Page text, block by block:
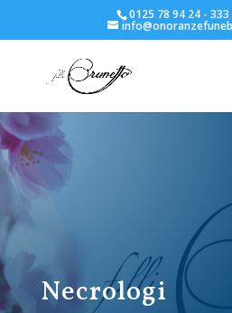
0125 78 94 24 -
Necrologi